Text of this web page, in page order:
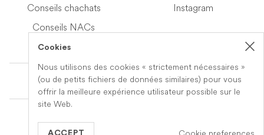
Cookies
Nous utilisons des cookies « strictement nécessaires »
(ou de petits fichiers de données similaires) pour vous
offrir la meilleure expérience utilisateur possible sur le
site Web.
ACCEPT
Conseils chachats
Conseils NACs
Instagram
Terms of Service